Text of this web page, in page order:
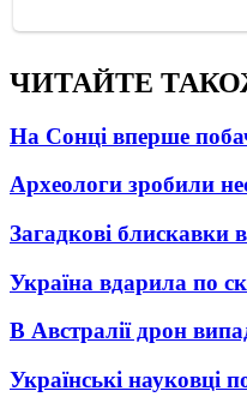
ЧИТАЙТЕ
На Сонці вперше
Археологи зробили
Загадкові блискавки
Україна вдарила по
В Австралії дрон
Українські науковці